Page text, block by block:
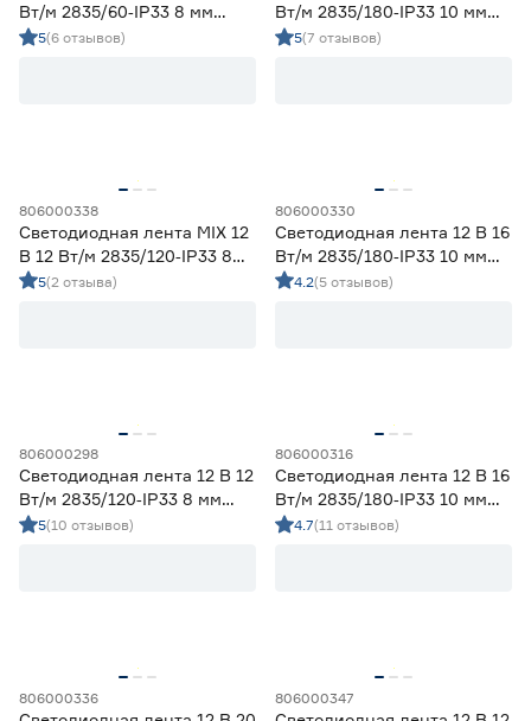
Вт/м 2835/60‑IP33 8 мм
дневной 5 м Geniled
5(6 отзывов)
Вт/м 2835/180‑IP33 10 мм
дневной 5 м Geniled
5(7 отзывов)
806000338
Светодиодная лента MIX 12
В 12 Вт/м 2835/120‑IP33 8
мм теплый/дневной/
5(2 отзыва)
806000330
Светодиодная лента 12 В 16
Вт/м 2835/180‑IP33 10 мм
холодный 2 м Geniled
4.2(5 отзывов)
806000298
Светодиодная лента 12 В 12
Вт/м 2835/120‑IP33 8 мм
теплый 5 м Geniled
5(10 отзывов)
806000316
Светодиодная лента 12 В 16
Вт/м 2835/180‑IP33 10 мм
дневной 2 м Geniled
4.7(11 отзывов)
806000336 806000347